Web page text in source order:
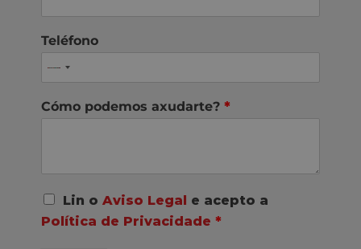
Teléfono
Cómo podemos axudarte? *
A
c
o
Lin o Aviso Legal
e acepto a
Política de Privacidade *